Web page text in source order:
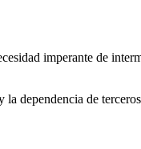
imperante de
dependencia de